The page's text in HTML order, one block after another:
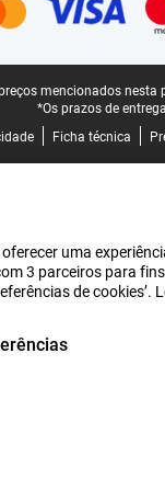
mencionados nesta
*Os prazos de
Ficha técnica
uma
3 parceiros para
de cookies’.